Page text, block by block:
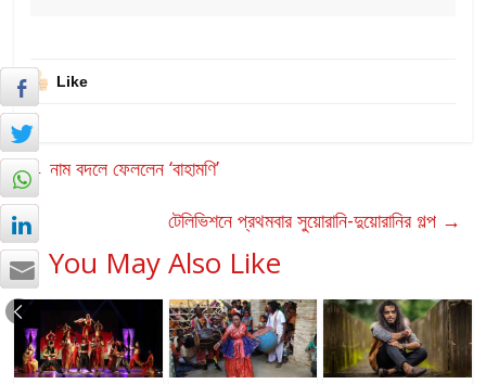
Like
← নাম বদলে ফেললেন ‘বাহামণি’
টেলিভিশনে প্রথমবার সুয়োরানি-দুয়োরানির গল্প →
You May Also Like